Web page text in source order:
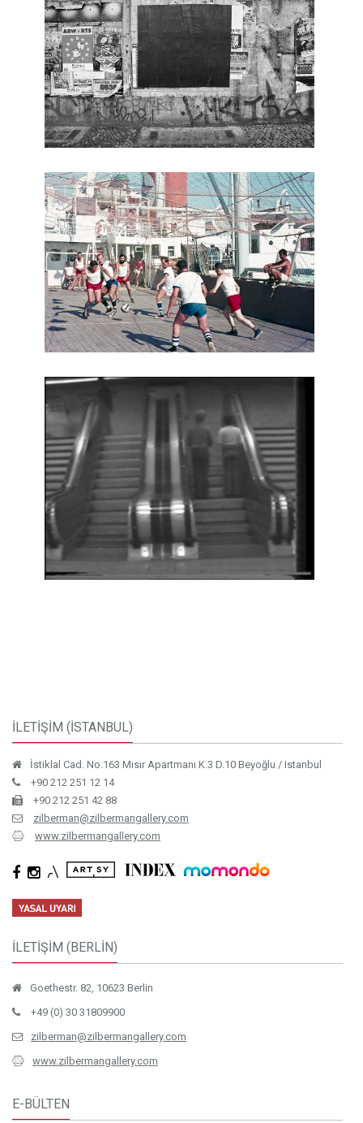
İLETİŞİM (İSTANBUL)
İstiklal Cad. No.163 Mısır Apartmanı K.3 D.10 Beyoğlu / Istanbul
+90 212 251 12 14
+90 212 251 42 88
zilberman@zilbermangallery.com
www.zilbermangallery.com
İLETİŞİM (BERLİN)
Goethestr. 82, 10623 Berlin
+49 (0) 30 31809900
zilberman@zilbermangallery.com
www.zilbermangallery.com
E-BÜLTEN